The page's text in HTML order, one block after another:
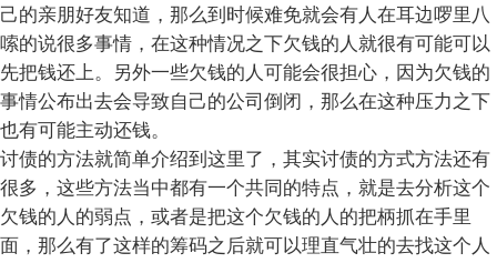
己的亲朋好友知道，那么到时候难免就会有人在耳边啰里八
嗦的说很多事情，在这种情况之下欠钱的人就很有可能可以
先把钱还上。另外一些欠钱的人可能会很担心，因为欠钱的
事情公布出去会导致自己的公司倒闭，那么在这种压力之下
也有可能主动还钱。
讨债的方法就简单介绍到这里了，其实讨债的方式方法还有
很多，这些方法当中都有一个共同的特点，就是去分析这个
欠钱的人的弱点，或者是把这个欠钱的人的把柄抓在手里
面，那么有了这样的筹码之后就可以理直气壮的去找这个人